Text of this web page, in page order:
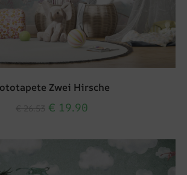
Zwei Hirsche
€ 19.90